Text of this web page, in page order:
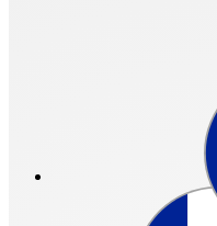
Passwort
Bitte erstellen Sie
Account